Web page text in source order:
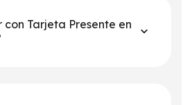
Tarjeta Presente en